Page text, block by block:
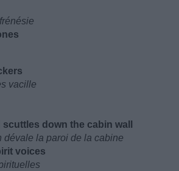
vacille
down the cabin wall
dévale la paroi de la cabine
voices